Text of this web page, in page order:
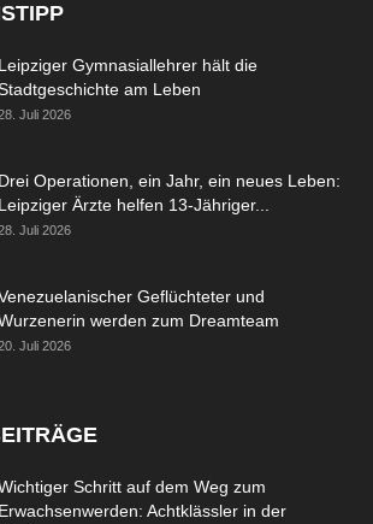
Leipziger Gymnasiallehrer hält die
am Leben
Juli 2026
Drei Operationen, ein Jahr, ein neues Leben:
Leipziger Ärzte helfen 13-Jähriger...
Juli 2026
Geflüchteter und
werden zum Dreamteam
Juli 2026
Schritt auf dem Weg zum
Erwachsenwerden: Achtklässler in der